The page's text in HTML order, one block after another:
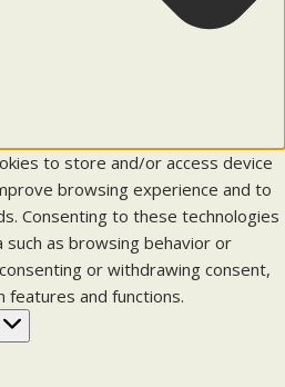
to store and/or access device
browsing experience and to
Consenting to these technologies
as browsing behavior or
or withdrawing consent,
features and functions.